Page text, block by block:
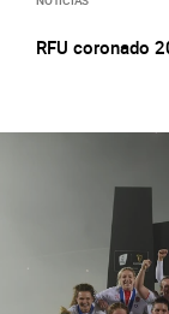
RFU coronado